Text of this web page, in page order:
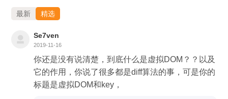
猜你喜欢
最新 精选
Se7ven
2019-11-16
你还是没有说清楚，到底什么是虚拟DOM？？以及
它的作用，你说了很多都是diff算法的事，可是你的
标题是虚拟DOM和key，